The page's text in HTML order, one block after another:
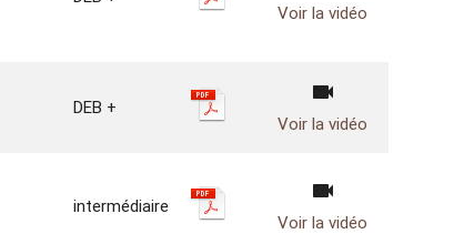
Voir la vidéo
DEB +
videocam
Voir la vidéo
intermédiaire
videocam
Voir la vidéo